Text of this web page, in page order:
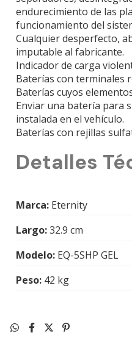
endurecimiento de las
funcionamiento del
Cualquier desperfecto,
imputable al fabricante.
Indicador de carga
Baterías con terminales
Baterías cuyos
Enviar una batería para
instalada en el vehículo.
Baterías con rejillas
Detalles
Marca: Eternity
Largo:32.9 cm
Modelo: EQ-5SHP GEL
Peso: 42 kg